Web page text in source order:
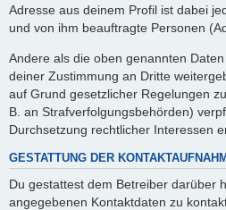
Adresse aus deinem Profil ist dabei
und von ihm beauftragte Personen
Andere als die oben genannten
deiner Zustimmung an Dritte
auf Grund gesetzlicher Regelungen
B. an Strafverfolgungsbehörden)
Durchsetzung rechtlicher Interessen
GESTATTUNG DER
Du gestattest dem Betreiber darüber
angegebenen Kontaktdaten zu